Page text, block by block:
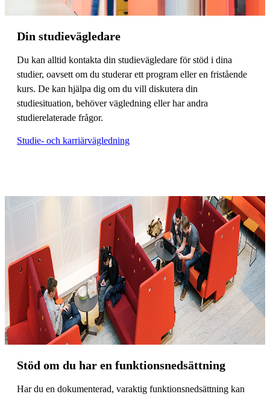
Din studievägledare
Du kan alltid kontakta din studievägledare för stöd i dina
studier, oavsett om du studerar ett program eller en fristående
kurs. De kan hjälpa dig om du vill diskutera din
studiesituation, behöver vägledning eller har andra
studierelaterade frågor.
Studie- och karriärvägledning
Stöd om du har en funktionsnedsättning
Har du en dokumenterad, varaktig funktionsnedsättning kan